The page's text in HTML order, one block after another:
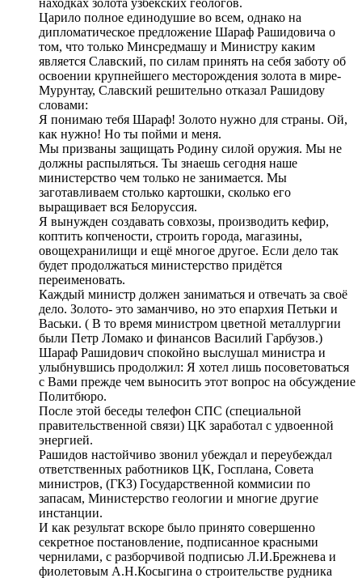
Царило полное единодушие во всем, однако на
дипломатическое предложение Шараф Рашидовича о
том, что только Минсредмашу и Министру каким
является Славский, по силам принять на себя заботу об
освоении крупнейшего месторождения золота в мире-
Мурунтау, Славский решительно отказал Рашидову
словами:
Я понимаю тебя Шараф! Золото нужно для страны. Ой,
как нужно! Но ты пойми и меня.
Мы призваны защищать Родину силой оружия. Мы не
должны распыляться. Ты знаешь сегодня наше
министерство чем только не занимается. Мы
заготавливаем столько картошки, сколько его
выращивает вся Белоруссия.
Я вынужден создавать совхозы, производить кефир,
коптить копчености, строить города, магазины,
овощехранилищи и ещё многое другое. Если дело так
будет продолжаться министерство придётся
переименовать.
Каждый министр должен заниматься и отвечать за своё
дело. Золото- это заманчиво, но это епархия Петьки и
Васьки. ( В то время министром цветной металлургии
были Петр Ломако и финансов Василий Гарбузов.)
Шараф Рашидович спокойно выслушал министра и
улыбнувшись продолжил: Я хотел лишь посоветоваться
с Вами прежде чем выносить этот вопрос на обсуждение
Политбюро.
После этой беседы телефон СПС (специальной
правительственной связи) ЦК заработал с удвоенной
энергией.
Рашидов настойчиво звонил убеждал и переубеждал
ответственных работников ЦК, Госплана, Совета
министров, (ГКЗ) Государственной коммисии по
запасам, Министерство геологии и многие другие
инстанции.
И как результат вскоре было принято совершенно
секретное постановление, подписанное красными
чернилами, с разборчивой подписью Л.И.Брежнева и
фиолетовым А.Н.Косыгина о строительстве рудника